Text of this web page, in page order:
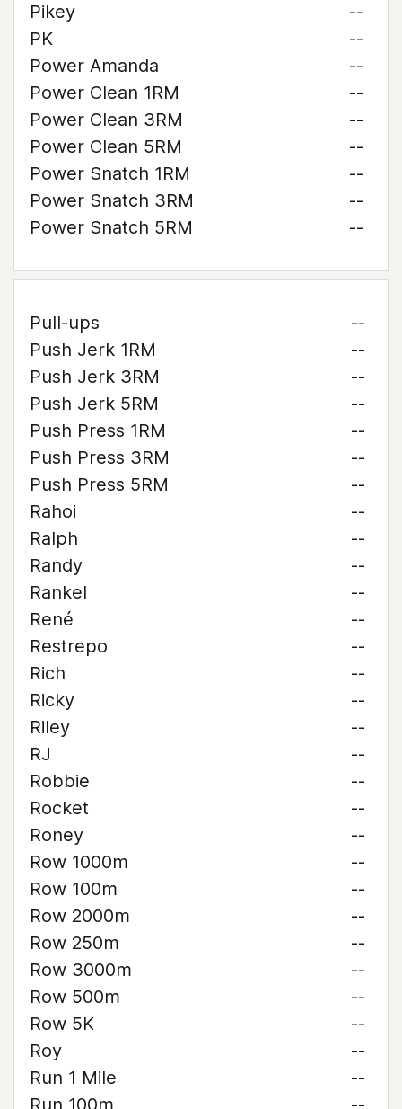
Pikey
--
PK
--
Power Amanda
--
Power Clean 1RM
--
Power Clean 3RM
--
Power Clean 5RM
--
Power Snatch 1RM
--
Power Snatch 3RM
--
Power Snatch 5RM
--
Pull-ups
--
Push Jerk 1RM
--
Push Jerk 3RM
--
Push Jerk 5RM
--
Push Press 1RM
--
Push Press 3RM
--
Push Press 5RM
--
Rahoi
--
Ralph
--
Randy
--
Rankel
--
René
--
Restrepo
--
Rich
--
Ricky
--
Riley
--
RJ
--
Robbie
--
Rocket
--
Roney
--
Row 1000m
--
Row 100m
--
Row 2000m
--
Row 250m
--
Row 3000m
--
Row 500m
--
Row 5K
--
Roy
--
Run 1 Mile
--
Run 100m
--